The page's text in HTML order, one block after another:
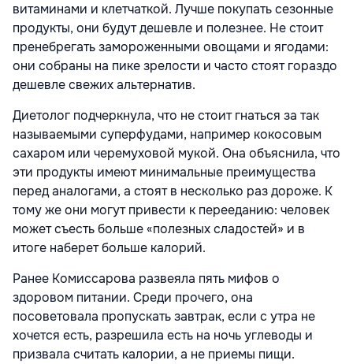
витаминами и клетчаткой. Лучше покупать сезонные
продукты, они будут дешевле и полезнее. Не стоит
пренебрегать замороженными овощами и ягодами:
они собраны на пике зрелости и часто стоят гораздо
дешевле свежих альтернатив.
Диетолог подчеркнула, что не стоит гнаться за так
называемыми суперфудами, например кокосовым
сахаром или черемуховой мукой. Она объяснила, что
эти продукты имеют минимальные преимущества
перед аналогами, а стоят в несколько раз дороже. К
тому же они могут привести к перееданию: человек
может съесть больше «полезных сладостей» и в
итоге наберет больше калорий.
Ранее Комиссарова развеяла пять мифов о
здоровом питании. Среди прочего, она
посоветовала пропускать завтрак, если с утра не
хочется есть, разрешила есть на ночь углеводы и
призвала считать калории, а не приемы пищи.